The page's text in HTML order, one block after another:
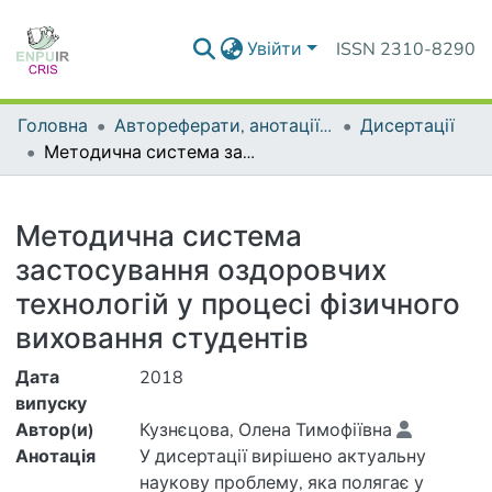
Увійти ISSN 2310-8290
Головна Автореферати, анотації до дисертацій та дисертації
Дисертації
Методична система застосування оздоровчих технологій у процесі фізичного виховання студентів
Методична система
застосування оздоровчих
технологій у процесі фізичного
виховання студентів
Дата
випуску
2018
Автор(и)
Кузнєцова, Олена Тимофіївна
Анотація
У дисертації вирішено актуальну
наукову проблему, яка полягає у